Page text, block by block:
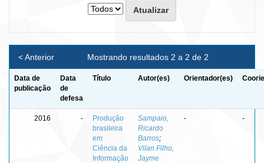
Mostrando resultados 2 a 2 de 2
< Anterior
Data de
publicação
Data
de
defesa
Título Autor(es) Orientador(es)
2016 -
Produção
brasileira
em
Ciência da
Informação
Sampaio,
Ricardo
Barros;
Vilan Filho,
Jayme
- -